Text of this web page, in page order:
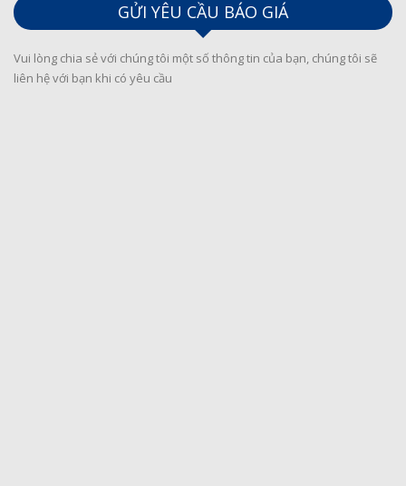
GỬI YÊU CẦU BÁO GIÁ
Vui lòng chia sẻ với chúng tôi một số thông tin của bạn, chúng tôi sẽ
liên hệ với bạn khi có yêu cầu